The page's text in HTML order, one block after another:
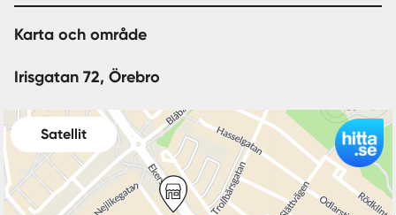
Karta och område
Irisgatan 72, Örebro
Satellit